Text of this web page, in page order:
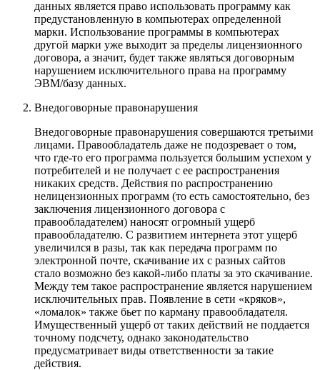
данных является право использовать программу как
предустановленную в компьютерах определенной
марки. Использование программы в компьютерах
другой марки уже выходит за пределы лицензионного
договора, а значит, будет также являться договорным
нарушением исключительного права на программу
ЭВМ/базу данных.
Внедоговорные правонарушения
Внедоговорные правонарушения совершаются третьими
лицами. Правообладатель даже не подозревает о том,
что где-то его программа пользуется большим успехом у
потребителей и не получает с ее распространения
никаких средств. Действия по распространению
нелицензионных программ (то есть самостоятельно, без
заключения лицензионного договора с
правообладателем) наносят огромный ущерб
правообладателю. С развитием интернета этот ущерб
увеличился в разы, так как передача программ по
электронной почте, скачивание их с разных сайтов
стало возможно без какой-либо платы за это скачивание.
Между тем такое распространение является нарушением
исключительных прав. Появление в сети «кряков»,
«ломалок» также бьет по карману правообладателя.
Имущественный ущерб от таких действий не поддается
точному подсчету, однако законодательство
предусматривает виды ответственности за такие
действия.